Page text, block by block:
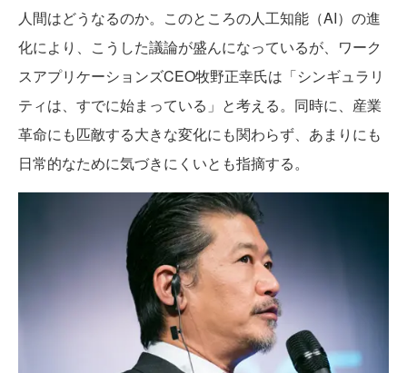
人間はどうなるのか。このところの人工知能（AI）の進
化により、こうした議論が盛んになっているが、ワーク
スアプリケーションズCEO牧野正幸氏は「シンギュラリ
ティは、すでに始まっている」と考える。同時に、産業
革命にも匹敵する大きな変化にも関わらず、あまりにも
日常的なために気づきにくいとも指摘する。